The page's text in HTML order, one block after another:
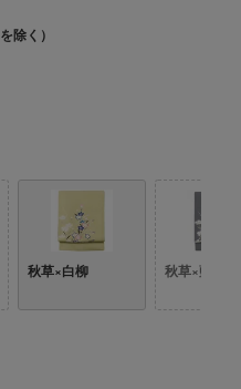
を除く）
秋草×白柳 秋草×藍鼠